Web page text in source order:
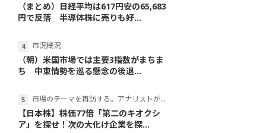
（まとめ）日経平均は617円安の65,683
円で反落 半導体株に売りも好...
市況概況
（朝）米国市場では主要3指数がまちま
ち 中東情勢を巡る懸念の後退...
市場のテーマを再訪する。アナリストが読み解くテーマの本質
【日本株】株価77倍「第二のキオクシ
ア」を探せ！次の大化け企業を探...